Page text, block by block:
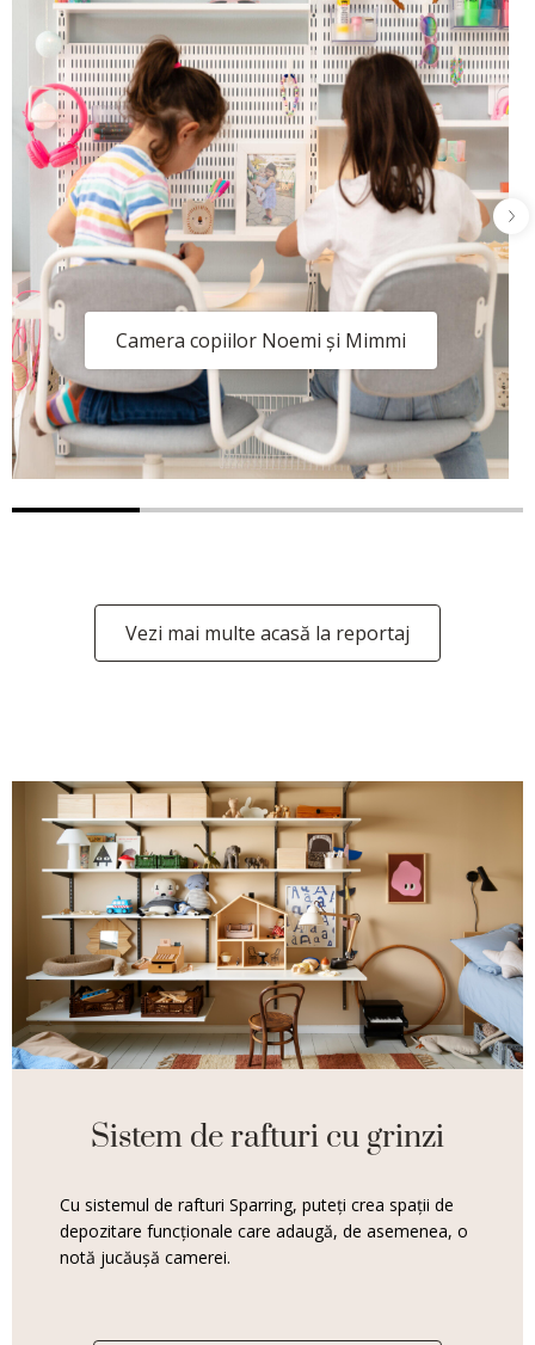
Camera copiilor Noemi și Mimmi
Vezi mai multe acasă la reportaj
Sistem de rafturi cu grinzi
Cu sistemul de rafturi Sparring, puteți crea spații de
depozitare funcționale care adaugă, de asemenea, o
notă jucăușă camerei.